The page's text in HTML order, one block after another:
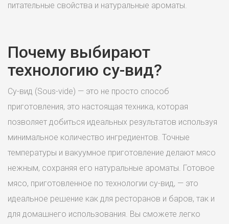
питательные свойства и натуральные ароматы.
Почему выбирают
технологию су-вид?
Су-вид (Sous-vide) — это не просто способ
приготовления, это настоящая техника, которая
позволяет добиться идеальных результатов используя
минимальное количество ингредиентов. Точные
температуры и вакуумное приготовление делают мясо
нежным, сохраняя его натуральные ароматы. Готовое
мясо, приготовленное по технологии су-вид, — это
идеальное решение как для ресторанов и баров, так и
для домашнего использования. Вы сможете легко